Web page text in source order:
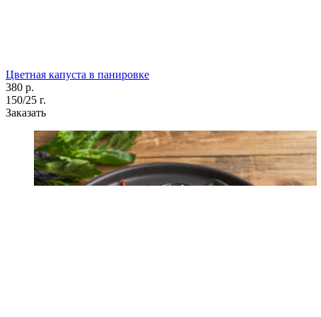
Цветная капуста в панировке
380 р.
150/25 г.
Заказать